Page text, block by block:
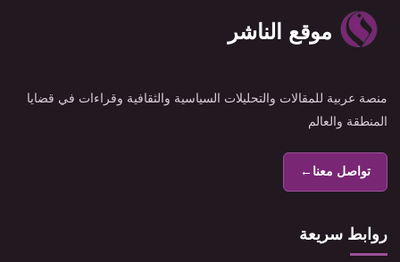
موقع الناشر
منصة عربية للمقالات والتحليلات السياسية والثقافية وقراءات في قضايا
المنطقة والعالم
تواصل معنا←
روابط سريعة